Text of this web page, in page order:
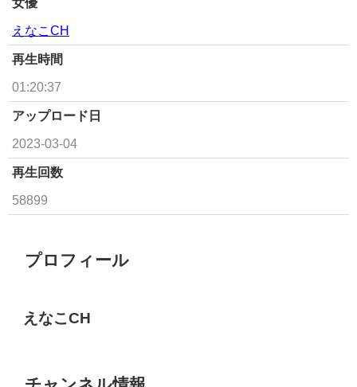
えなこCH
再生時間
01:20:37
アップロード日
2023-03-04
再生回数
58899
プロフィール
えなこCH